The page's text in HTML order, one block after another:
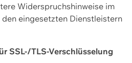
Widerspruchshinweise im
den eingesetzten Dienstleistern
SSL-/TLS-Verschlüsselung